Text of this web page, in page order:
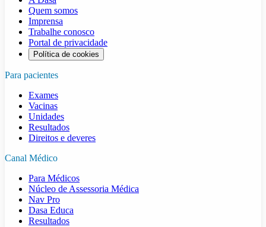
Quem somos
Imprensa
Trabalhe conosco
Portal de privacidade
Política de cookies
Para pacientes
Exames
Vacinas
Unidades
Resultados
Direitos e deveres
Canal Médico
Para Médicos
Núcleo de Assessoria Médica
Nav Pro
Dasa Educa
Resultados